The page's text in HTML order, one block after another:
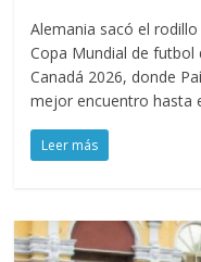
Alemania sacó el
Copa Mundial de futbol
Canadá 2026, donde
mejor encuentro hasta
Leer más